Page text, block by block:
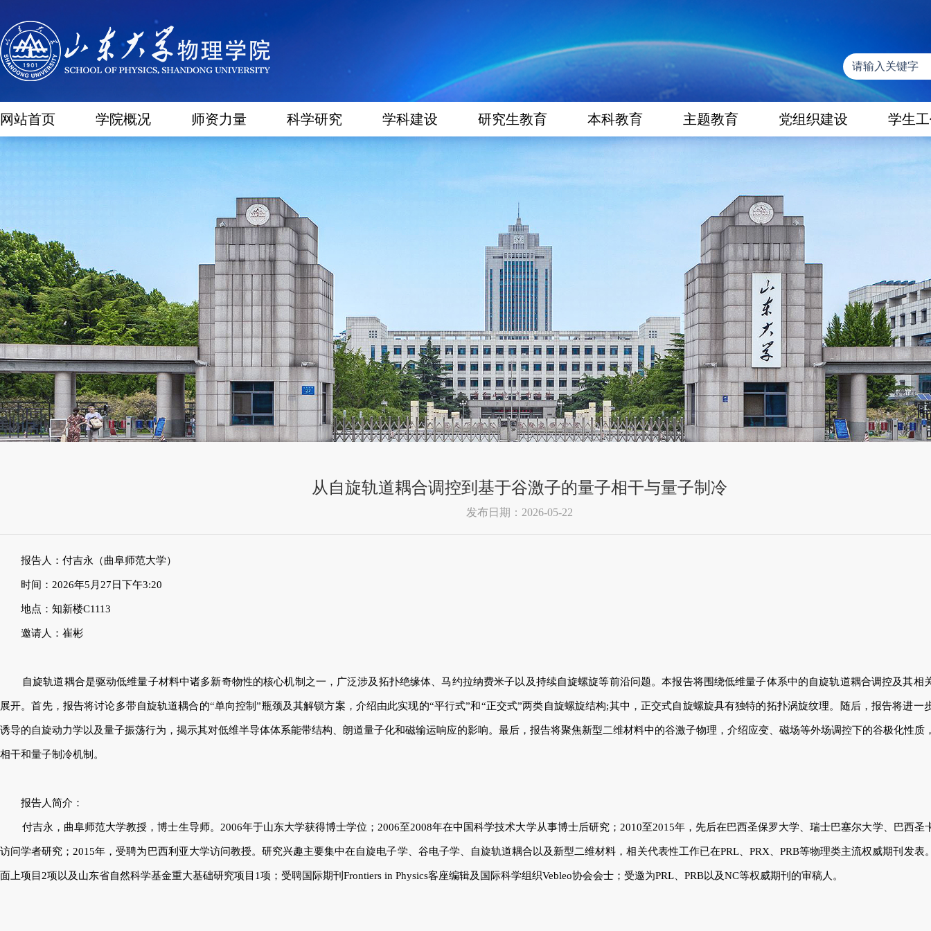
网站首页 学院概况 师资力量 科学研究 学科建设 研究生教育 本科教育 主题教育 党组织建设 学生
从自旋轨道耦合调控到基于谷激子的量子相干与量子制冷
发布日期：2026-05-22
报告人：付吉永（曲阜师范大学）
时间： 2026年5月 27 日下午3:20
地点：知新楼C1113
邀请人：崔彬
自旋轨道耦合是驱动低维量子材料中诸多新奇物性的核心机制之一，广泛涉及拓扑绝缘体、马约拉纳费米子以及持续自旋螺旋等前沿问题。本报告将围绕低维量子体系中的自旋轨道耦合调控及其相
展开。首先，报告将讨论多带自旋轨道耦合的“单向控制”瓶颈及其解锁方案，介绍由此实现的“平行式”和“正交式”两类自旋螺旋结构;其中，正交式自旋螺旋具有独特的拓扑涡旋纹理。随后，报告将进一
诱导的自旋动力学以及量子振荡行为，揭示其对低维半导体体系能带结构、朗道量子化和磁输运响应的影响。最后，报告将聚焦新型二维材料中的谷激子物理，介绍应变、磁场等外场调控下的谷极化性质
相干和量子制冷机制。
报告人简介：
付吉永，曲阜师范大学教授，博士生导师。 2006年于山东大学获得博士学位；2006至2008年在中国科学技术大学从事博士后研究； 2010至2015年，先后在巴西圣保罗大学、瑞士巴塞尔大学、巴西圣
访问学者研究；2015年，受聘为巴西利亚大学访问教授。研究兴趣主要集中在自旋电子学、谷电子学、自旋轨道耦合以及新型二维材料，相关代表性工作已在PRL、 PRX、PRB等物理类主流权威期刊发表
面上项目 2项以及山东省自然科学基金重大基础研究项目 1项；受聘国际期刊 Frontiers in Physics客座编辑及国际科学组织Vebleo协会会士；受邀为PRL、 PRB以及NC等权威期刊的审稿人。